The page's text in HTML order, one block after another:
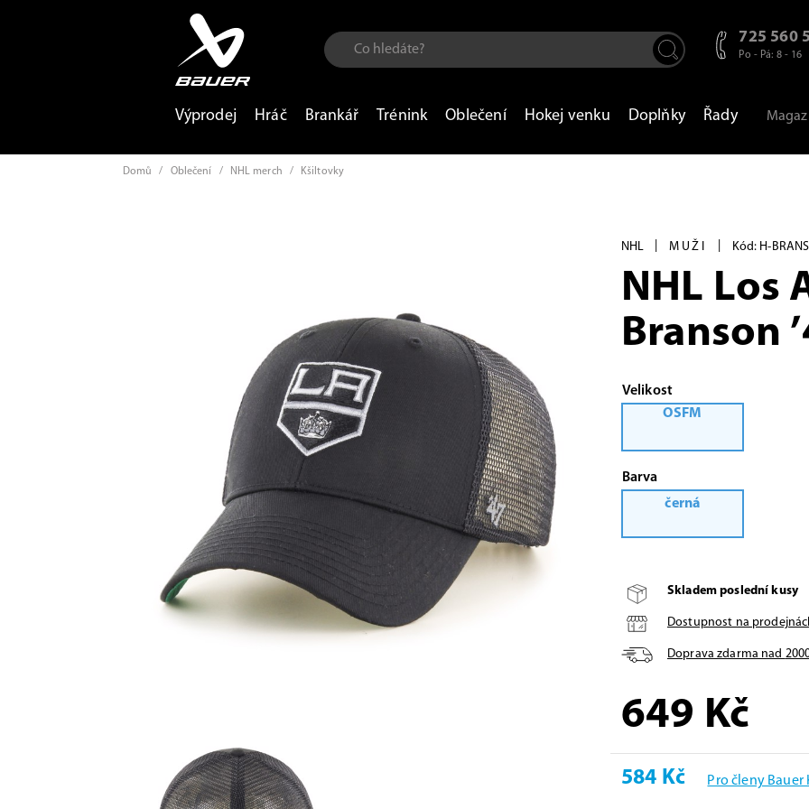
725 560
Po - Pá: 8 - 16
Výprodej Hráč Brankář Trénink Oblečení Hokej venku Doplňky Řady
Domů / Oblečení / NHL merch / Kšiltovky
NHL MUŽI Kód: H-
NHL Los
Branson
Velikost
OSFM
Barva
černá
Skladem poslední kusy
Dostupnost na
Doprava zdarma nad
649 Kč
584 Kč Pro členy Bauer